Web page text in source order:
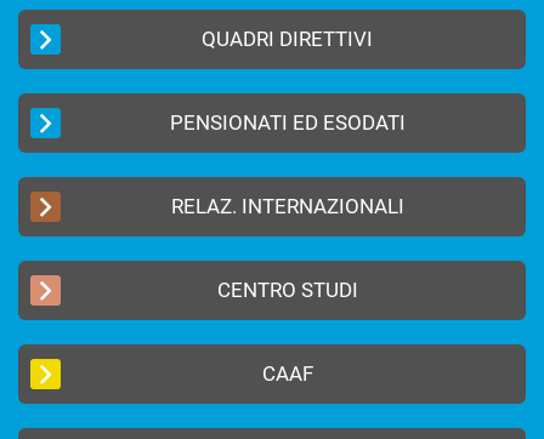
QUADRI DIRETTIVI
PENSIONATI ED ESODATI
RELAZ. INTERNAZIONALI
CENTRO STUDI
CAAF